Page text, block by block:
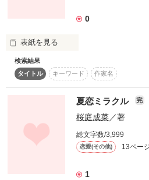
これは夏の物語
0
表紙を見る
あなたと出会った時からあなたの横
検索結果
タイトル
キーワード 作家名
夏恋ミラクル 完
桜庭成菜／著
総文字数/3,999
恋愛(その他) 13ペー
1